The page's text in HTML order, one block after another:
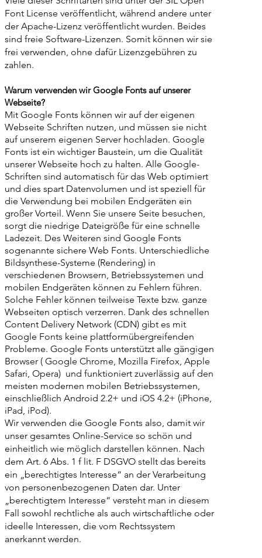
Font License veröffentlicht, während andere unter
der Apache-Lizenz veröffentlicht wurden. Beides
sind freie Software-Lizenzen. Somit können wir sie
frei verwenden, ohne dafür Lizenzgebühren zu
zahlen.
Warum verwenden wir Google Fonts auf unserer
Webseite?
Mit Google Fonts können wir auf der eigenen
Webseite Schriften nutzen, und müssen sie nicht
auf unserem eigenen Server hochladen. Google
Fonts ist ein wichtiger Baustein, um die Qualität
unserer Webseite hoch zu halten. Alle Google-
Schriften sind automatisch für das Web optimiert
und dies spart Datenvolumen und ist speziell für
die Verwendung bei mobilen Endgeräten ein
großer Vorteil. Wenn Sie unsere Seite besuchen,
sorgt die niedrige Dateigröße für eine schnelle
Ladezeit. Des Weiteren sind Google Fonts
sogenannte sichere Web Fonts. Unterschiedliche
Bildsynthese-Systeme (Rendering) in
verschiedenen Browsern, Betriebssystemen und
mobilen Endgeräten können zu Fehlern führen.
Solche Fehler können teilweise Texte bzw. ganze
Webseiten optisch verzerren. Dank des schnellen
Content Delivery Network (CDN) gibt es mit
Google Fonts keine plattformübergreifenden
Probleme. Google Fonts unterstützt alle gängigen
Browser ( Google Chrome, Mozilla Firefox, Apple
Safari, Opera) und funktioniert zuverlässig auf den
meisten modernen mobilen Betriebssystemen,
einschließlich Android 2.2+ und iOS 4.2+ (iPhone,
iPad, iPod).
Wir verwenden die Google Fonts also, damit wir
unser gesamtes Online-Service so schön und
einheitlich wie möglich darstellen können. Nach
dem Art. 6 Abs. 1 f lit. F DSGVO stellt das bereits
ein „berechtigtes Interesse“ an der Verarbeitung
von personenbezogenen Daten dar. Unter
„berechtigtem Interesse“ versteht man in diesem
Fall sowohl rechtliche als auch wirtschaftliche oder
ideelle Interessen, die vom Rechtssystem
anerkannt werden.